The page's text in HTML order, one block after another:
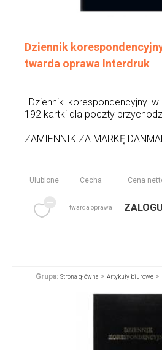
Dziennik
twarda oprawa Interdruk
Dziennik korespondencyjny
192 kartki dla poczty
ZAMIENNIK ZA MARKĘ
Ulubione Cecha Cena
twarda oprawa
Grupa: Strona główna > Artykuły biurowe>